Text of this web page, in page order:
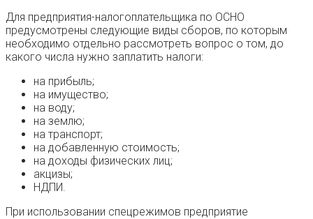
Для предприятия-налогоплательщика по ОСНО
предусмотрены следующие виды сборов, по которым
необходимо отдельно рассмотреть вопрос о том, до
какого числа нужно заплатить налоги:
на прибыль;
на имущество;
на воду;
на землю;
на транспорт;
на добавленную стоимость;
на доходы физических лиц;
акцизы;
НДПИ.
При использовании спецрежимов предприятие